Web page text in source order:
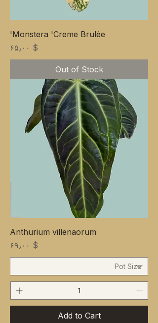
Monstera 'Creme Brulée'
Price
$ ۶۵٫۰۰
Out of Stock
Anthurium villenaorum
Price
$ ۶۹٫۰۰
Add to Cart